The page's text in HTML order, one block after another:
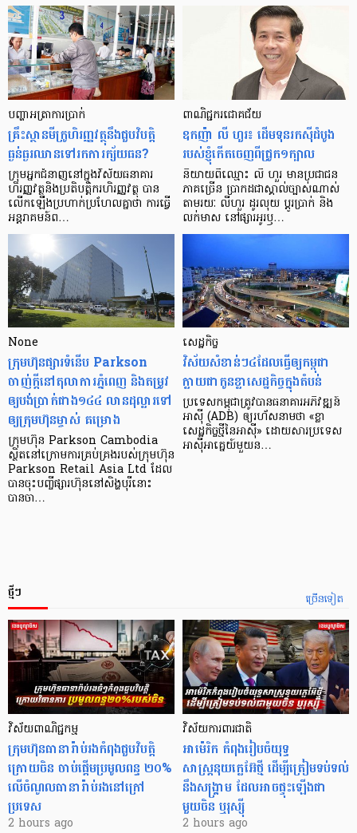
បញ្ហា​អត្រា​ការប្រាក់
គ្រឹះស្ថាន​មីក្រូ​ហិរញ្ញវត្ថុ​នឹង​ជួប​វិបត្តិ​
ធ្ងន់ធ្ងរ​ឈាន​ទៅ​រក​ការ​ក្ស័យធន?
ក្រុម​អ្នក​ជំនាញ​នៅ​ក្នុង​វិស័យ​ធនាគារ
ហិរញ្ញវត្ថុ​និង​ប្រតិបត្តិករ​ហិរញ្ញ​វត្ថុ បាន​​
លើក​ឡើង​ប្រហាក់​ប្រហែល​គ្នា​ថា ការ​ធ្វើ​
អន្តរាគមន៍​ព…
ពាណិជ្ជករជោគជ័យ
ឧកញ៉ា លី ហួរ៖ ដើមទុនរកស៊ីដំបូង
របស់ខ្ញុំកើតចេញពីជ្រូក១ក្បាល
និយាយ​ពី​ឈ្មោះ លី ហួរ មាន​ប្រជាជន​
ភាគ​ច្រើន ប្រាកដ​ជា​ស្គាល់​ច្បាស់​ណាស់
តាមរយៈ លីហួរ ដូរ​លុយ ប្តូរ​បា្រក់ និង​
លក់​មាស នៅ​ផ្សារ​អូរ​ឫ…
None
ក្រុមហ៊ុនផ្សារទំនើប Parkson
ចាញ់ក្ដីនៅតុលាការភ្នំពេញ និងតម្រូវ
ឲ្យបង់ប្រាក់ជាង១៤៤ លានដុល្លារទៅ
ឲ្យក្រុមហ៊ុនម្ចាស់ គម្រោង
ក្រុមហ៊ុន Parkson Cambodia
ស្ថិតនៅក្រោមការគ្រប់គ្រងរបស់ក្រុមហ៊ុន
Parkson Retail Asia Ltd ដែល
បានចុះបញ្ចីផ្សារហ៊ុននៅសិង្ហបុរីនោះ
បានចា…
សេដ្ឋកិច្ច​
វិស័យ​សំខាន់ៗ​៤​ដែល​ធ្វើ​ឲ្យ​កម្ពុជា​
ក្លាយ​ជា​កូន​ខ្លា​សេដ្ឋកិច្ច​ក្នុង​តំបន់
ប្រទេស​កម្ពុជា​ត្រូវ​បាន​ធនាគារ​អភិវឌ្ឍន៍​
អាស៊ី (ADB) ឲ្យ​រហ័ស​នាមថា «ខ្លា​
សេដ្ឋកិច្ច​ថ្មី​នៃ​អាស៊ី» ដោយសារ​ប្រទេស​
អាស៊ី​អាគ្នេយ៍​មួយ​ន…
ច្រើនទៀត
ថ្មីៗ
វិស័យពាណិជ្ជកម្ម
ក្រុមហ៊ុនធានារ៉ាប់រងកំពុងជួបវិបត្តិ
ក្រោយចិន ចាប់ផ្តើមប្រមូលពន្ធ ២០%
លើចំណូលធានារ៉ាប់រងនៅក្រៅ
ប្រទេស
2 hours ago
វិស័យការពារជាតិ
អាម៉េរិក កំពុងរៀបចំយុទ្ធ
សាស្ត្រនុយក្លេអ៊ែថ្មី ដើម្បីត្រៀមទប់ទល់
នឹងសង្គ្រាម ដែលអាចផ្ទុះឡើងជា
មួយចិន ឬរុស្ស៊ី
2 hours ago